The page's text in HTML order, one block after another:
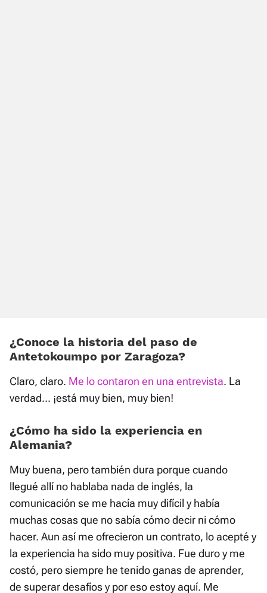
¿Conoce la historia del paso de
Antetokoumpo por Zaragoza?
Claro, claro. Me lo contaron en una entrevista. La
verdad... ¡está muy bien, muy bien!
¿Cómo ha sido la experiencia en
Alemania?
Muy buena, pero también dura porque cuando
llegué allí no hablaba nada de inglés, la
comunicación se me hacía muy difícil y había
muchas cosas que no sabía cómo decir ni cómo
hacer. Aun así me ofrecieron un contrato, lo acepté y
la experiencia ha sido muy positiva. Fue duro y me
costó, pero siempre he tenido ganas de aprender,
de superar desafíos y por eso estoy aquí. Me